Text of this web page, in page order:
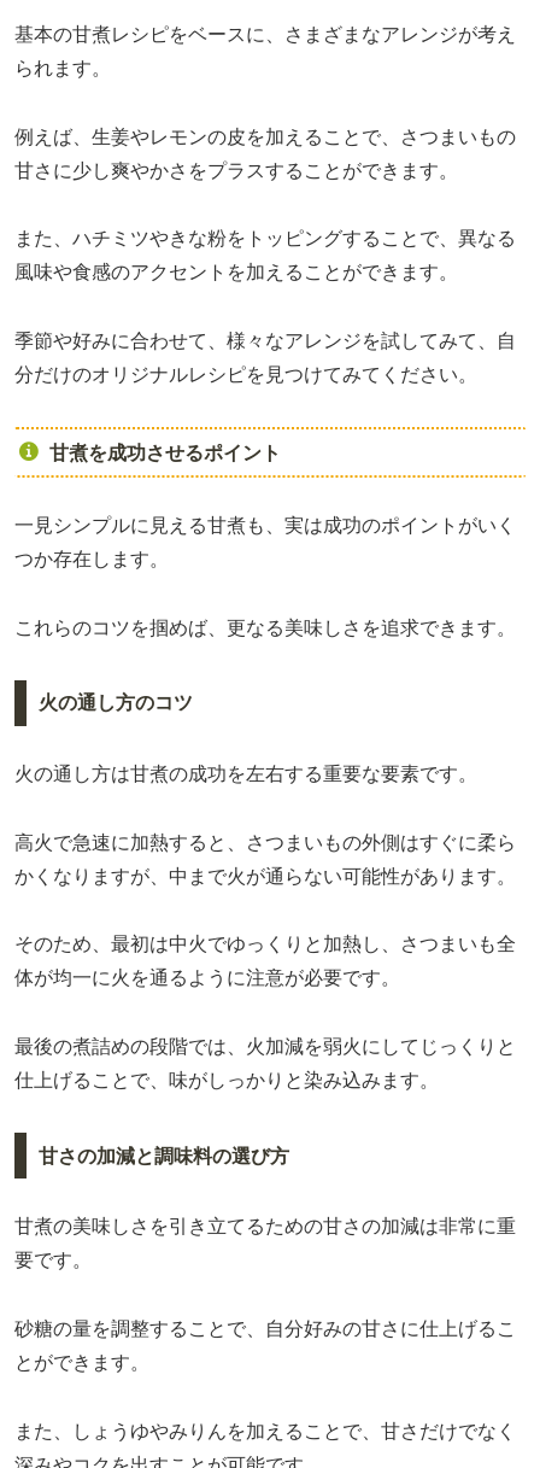
基本の甘煮レシピをベースに、さまざまなアレンジが考え
られます。
例えば、生姜やレモンの皮を加えることで、さつまいもの
甘さに少し爽やかさをプラスすることができます。
また、ハチミツやきな粉をトッピングすることで、異なる
風味や食感のアクセントを加えることができます。
季節や好みに合わせて、様々なアレンジを試してみて、自
分だけのオリジナルレシピを見つけてみてください。
甘煮を成功させるポイント
一見シンプルに見える甘煮も、実は成功のポイントがいく
つか存在します。
これらのコツを掴めば、更なる美味しさを追求できます。
火の通し方のコツ
火の通し方は甘煮の成功を左右する重要な要素です。
高火で急速に加熱すると、さつまいもの外側はすぐに柔ら
かくなりますが、中まで火が通らない可能性があります。
そのため、最初は中火でゆっくりと加熱し、さつまいも全
体が均一に火を通るように注意が必要です。
最後の煮詰めの段階では、火加減を弱火にしてじっくりと
仕上げることで、味がしっかりと染み込みます。
甘さの加減と調味料の選び方
甘煮の美味しさを引き立てるための甘さの加減は非常に重
要です。
砂糖の量を調整することで、自分好みの甘さに仕上げるこ
とができます。
また、しょうゆやみりんを加えることで、甘さだけでなく